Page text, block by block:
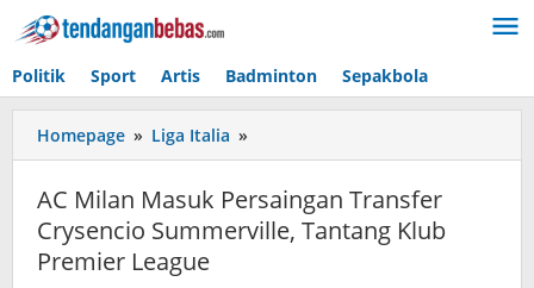
Lewati
ke
Politik Sport Artis Badminton Sepakbola
Homepage » Liga Italia »
Milan
Masuk
Persaingan
Transfer
AC Milan Masuk Persaingan Transfer
Crysencio Summerville, Tantang Klub
Premier League